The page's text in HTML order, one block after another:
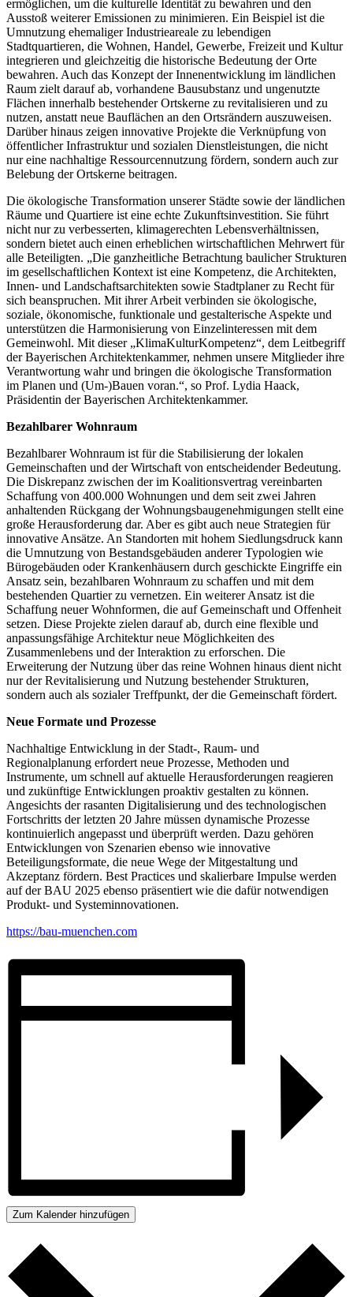
ermöglichen, um die kulturelle Identität zu bewahren und den
Ausstoß weiterer Emissionen zu minimieren. Ein Beispiel ist die
Umnutzung ehemaliger Industrieareale zu lebendigen
Stadtquartieren, die Wohnen, Handel, Gewerbe, Freizeit und Kultur
integrieren und gleichzeitig die historische Bedeutung der Orte
bewahren. Auch das Konzept der Innenentwicklung im ländlichen
Raum zielt darauf ab, vorhandene Bausubstanz und ungenutzte
Flächen innerhalb bestehender Ortskerne zu revitalisieren und zu
nutzen, anstatt neue Bauflächen an den Ortsrändern auszuweisen.
Darüber hinaus zeigen innovative Projekte die Verknüpfung von
öffentlicher Infrastruktur und sozialen Dienstleistungen, die nicht
nur eine nachhaltige Ressourcennutzung fördern, sondern auch zur
Belebung der Ortskerne beitragen.
Die ökologische Transformation unserer Städte sowie der ländlichen
Räume und Quartiere ist eine echte Zukunftsinvestition. Sie führt
nicht nur zu verbesserten, klimagerechten Lebensverhältnissen,
sondern bietet auch einen erheblichen wirtschaftlichen Mehrwert für
alle Beteiligten. „Die ganzheitliche Betrachtung baulicher Strukturen
im gesellschaftlichen Kontext ist eine Kompetenz, die Architekten,
Innen- und Landschaftsarchitekten sowie Stadtplaner zu Recht für
sich beanspruchen. Mit ihrer Arbeit verbinden sie ökologische,
soziale, ökonomische, funktionale und gestalterische Aspekte und
unterstützen die Harmonisierung von Einzelinteressen mit dem
Gemeinwohl. Mit dieser „KlimaKulturKompetenz“, dem Leitbegriff
der Bayerischen Architektenkammer, nehmen unsere Mitglieder ihre
Verantwortung wahr und bringen die ökologische Transformation
im Planen und (Um-)Bauen voran.“, so Prof. Lydia Haack,
Präsidentin der Bayerischen Architektenkammer.
Bezahlbarer Wohnraum
Bezahlbarer Wohnraum ist für die Stabilisierung der lokalen
Gemeinschaften und der Wirtschaft von entscheidender Bedeutung.
Die Diskrepanz zwischen der im Koalitionsvertrag vereinbarten
Schaffung von 400.000 Wohnungen und dem seit zwei Jahren
anhaltenden Rückgang der Wohnungsbaugenehmigungen stellt eine
große Herausforderung dar. Aber es gibt auch neue Strategien für
innovative Ansätze. An Standorten mit hohem Siedlungsdruck kann
die Umnutzung von Bestandsgebäuden anderer Typologien wie
Bürogebäuden oder Krankenhäusern durch geschickte Eingriffe ein
Ansatz sein, bezahlbaren Wohnraum zu schaffen und mit dem
bestehenden Quartier zu vernetzen. Ein weiterer Ansatz ist die
Schaffung neuer Wohnformen, die auf Gemeinschaft und Offenheit
setzen. Diese Projekte zielen darauf ab, durch eine flexible und
anpassungsfähige Architektur neue Möglichkeiten des
Zusammenlebens und der Interaktion zu erforschen. Die
Erweiterung der Nutzung über das reine Wohnen hinaus dient nicht
nur der Revitalisierung und Nutzung bestehender Strukturen,
sondern auch als sozialer Treffpunkt, der die Gemeinschaft fördert.
Neue Formate und Prozesse
Nachhaltige Entwicklung in der Stadt-, Raum- und
Regionalplanung erfordert neue Prozesse, Methoden und
Instrumente, um schnell auf aktuelle Herausforderungen reagieren
und zukünftige Entwicklungen proaktiv gestalten zu können.
Angesichts der rasanten Digitalisierung und des technologischen
Fortschritts der letzten 20 Jahre müssen dynamische Prozesse
kontinuierlich angepasst und überprüft werden. Dazu gehören
Entwicklungen von Szenarien ebenso wie innovative
Beteiligungsformate, die neue Wege der Mitgestaltung und
Akzeptanz fördern. Best Practices und skalierbare Impulse werden
auf der BAU 2025 ebenso präsentiert wie die dafür notwendigen
Produkt- und Systeminnovationen.
https://bau-muenchen.com
Zum Kalender hinzufügen